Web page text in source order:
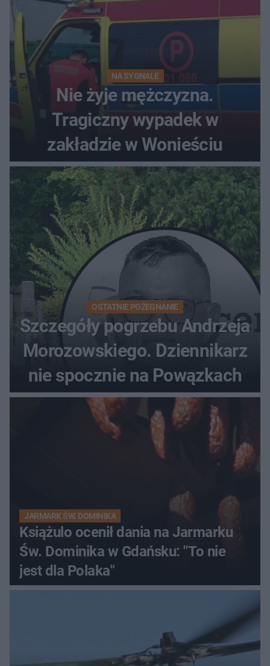
NA SYGNALE
Nie żyje mężczyzna.
Tragiczny wypadek w
zakładzie w Wonieściu
OSTATNIE POŻEGNANIE
Szczegóły pogrzebu Andrzeja
Morozowskiego. Dziennikarz
nie spocznie na Powązkach
JARMARK ŚW. DOMINIKA
Książulo ocenił dania na Jarmarku
Św. Dominika w Gdańsku: "To nie
jest dla Polaka"